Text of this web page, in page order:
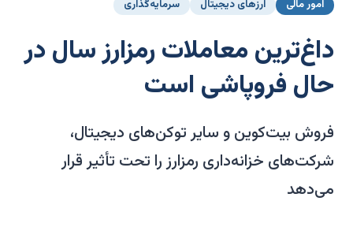
امور مالی ارزهای دیجیتال سرمایه‌گذاری
داغ‌ترین معاملات رمزارز سال در
حال فروپاشی است
فروش بیت‌کوین و سایر توکن‌های دیجیتال،
شرکت‌های خزانه‌داری رمزارز را تحت تأثیر قرار
می‌دهد